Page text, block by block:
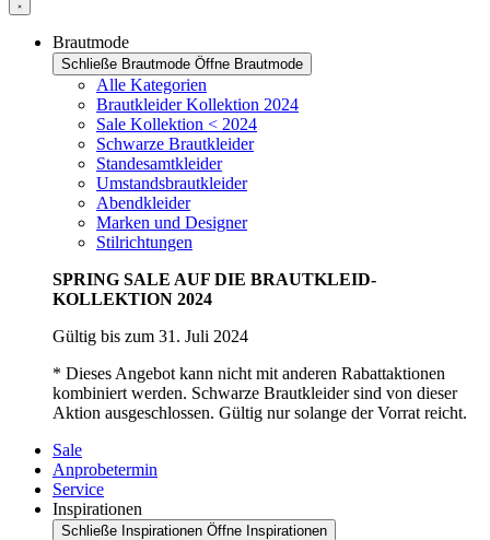
Brautmode
Schließe Brautmode Öffne Brautmode
Alle Kategorien
Brautkleider Kollektion 2024
Sale Kollektion < 2024
Schwarze Brautkleider
Standesamtkleider
Umstandsbrautkleider
Abendkleider
Marken und Designer
Stilrichtungen
SPRING SALE AUF DIE BRAUTKLEID-
KOLLEKTION 2024
Gültig bis zum 31. Juli 2024
* Dieses Angebot kann nicht mit anderen Rabattaktionen
kombiniert werden. Schwarze Brautkleider sind von dieser
Aktion ausgeschlossen. Gültig nur solange der Vorrat reicht.
Sale
Anprobetermin
Service
Inspirationen
Schließe Inspirationen Öffne Inspirationen